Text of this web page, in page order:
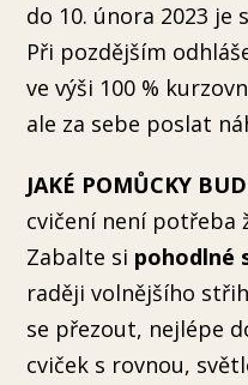
do 10. února 2023 je
Při pozdějším
ve výši 100 %
ale za sebe poslat
JAKÉ POMŮCKY
cvičení není potřeba
Zabalte si pohodlné
raději volnějšího
se přezout, nejlépe
cviček s rovnou,